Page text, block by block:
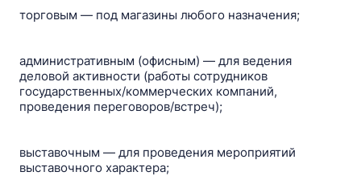
торговым — под магазины любого назначения;
административным (офисным) — для ведения
деловой активности (работы сотрудников
государственных/коммерческих компаний,
проведения переговоров/встреч);
выставочным — для проведения мероприятий
выставочного характера;